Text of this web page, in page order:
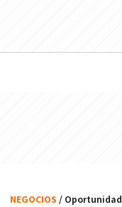
NEGOCIOS / Oportunidad